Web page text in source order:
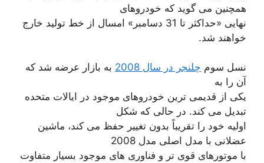
همچنین می گوید که خودروهای
نهایی «حداکثر تا 31 دسامبر» امسال از خط تولید خارج
خواهند شد.
نسل سوم چلنجر در سال 2008
به بازار عرضه شد که
آن را به
یکی از قدیمی ترین خودروهای موجود در ایالات متحده
تبدیل می کند. در حالی که شکل
اولیه خود را تقریباً بدون تغییر حفظ می کند، ماشین
عضلانی با مدل اصلی مدل 2008
با موتورهای قوی تر و فناوری های موجود بسیار متفاوت